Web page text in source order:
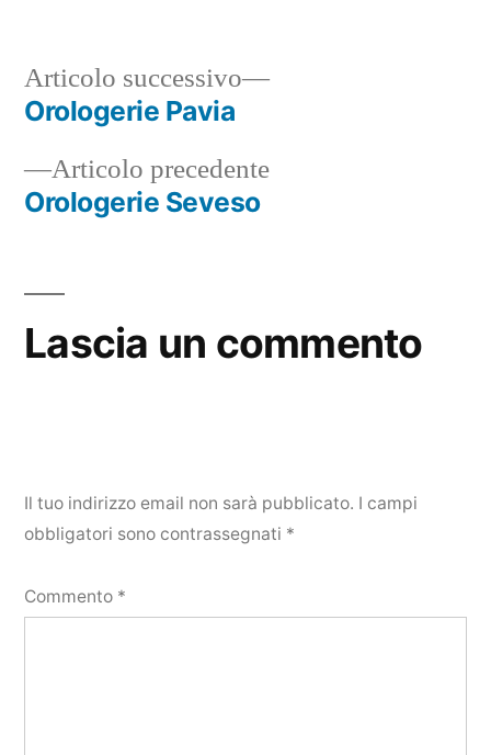
Navigazione
articoli
Articolo precedenteArticolo
Orologerie Seveso
Articolo successivo
Articolo
Orologerie Pavia
Lascia un commento
Il tuo indirizzo email non sarà pubblicato. I campi
obbligatori sono contrassegnati *
Commento *